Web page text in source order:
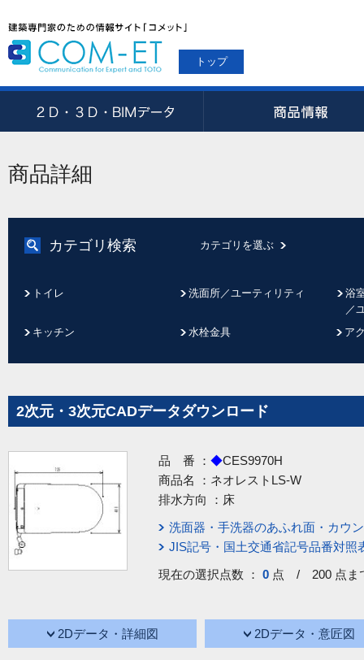
トップ
商品詳細
カテゴリ検索 カテゴリを選ぶ
トイレ 洗面所／ユーティリティ
浴
／
キッチン
水栓金具 ア
2次元・3次元CADデータダウンロード
品 番 ： ◆CES9970H
商品名 ： ネオレストLS-W
排水方向 ： 床
洗面器・手洗器のあふれ面・カウ
JIS記号・国土交通省記号品番対照
現在の選択点数 ： 0 点 / 200 点ま
2Dデータ・詳細図 2Dデータ・意匠図